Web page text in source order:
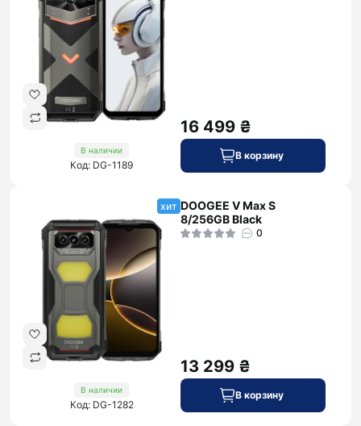
В наличии
Код: DG-1189
16 499 ₴
В корзину
хит
В наличии
Код: DG-1282
DOOGEE V Max S
8/256GB Black
0
13 299 ₴
В корзину